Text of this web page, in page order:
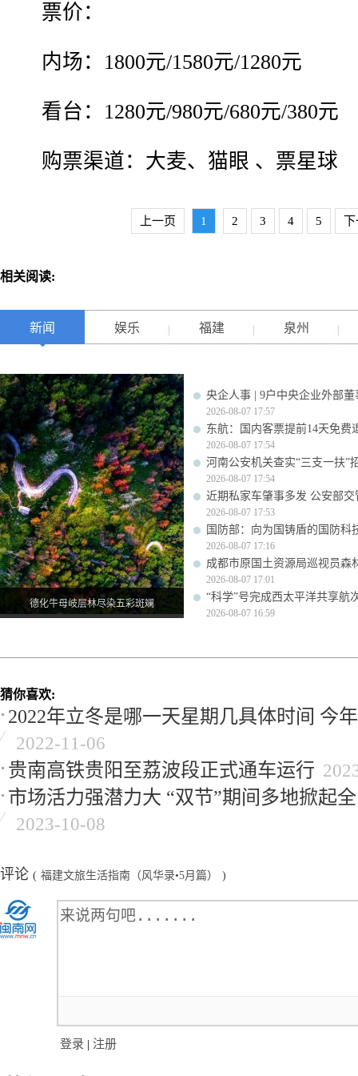
票价：
内场：1800元/1580元/1280元
看台：1280元/980元/680元/380元
购票渠道：大麦、猫眼 、票星球
上一页 1 2 3 4 5 下
相关阅读:
新闻 娱乐 福建 泉州
德化牛母岐层林尽染五彩斑斓
央企人事 | 9户中央企业外部
2026-08-07 17:57
东航：国内客票提前14天免费
2026-08-07 17:54
河南公安机关查实“三支一扶”
2026-08-07 17:54
近期私家车肇事多发 公安部
2026-08-07 17:53
国防部：向为国铸盾的国防科
2026-08-07 17:16
成都市原国土资源局巡视员森
2026-08-07 17:01
“科学”号完成西太平洋共享航
2026-08-07 16:59
猜你喜欢:
2022年立冬是哪一天星期几具体时间 今
2022-11-06
贵南高铁贵阳至荔波段正式通车运行
市场活力强潜力大 “双节”期间多地掀起
2023-10-08
评论 ( 福建文旅生活指南（风华录•5月篇） )
登录 | 注册